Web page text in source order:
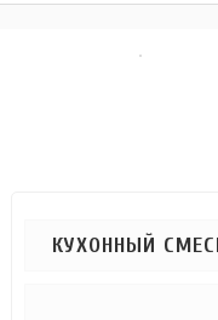
КУХОННЫЙ